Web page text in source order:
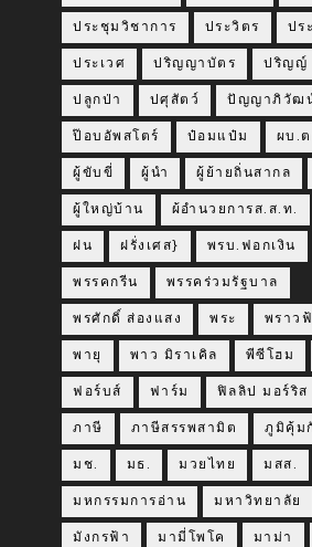
ประชุมวิชาการ ประวิตร ปร
ประเวศ ปริญญาบัตร ปริญญ์
ปลูกป่า ปศุสัตว์ ปัญญาภิวัฒ
ป๊อบอัพสโตร์ ป๋อมแป๋ม ผบ.ต
ผู้ขับขี่ ผู้นำ ผู้ย้ายถิ่นสากล
ผู้ใหญ่บ้าน ผ้อำนวยการส.ส.ท.
ฝน ฝรั่งเศส} พรบ.ฟอกเงิน
พรรคกรีน พรรคร่วมรัฐบาล
พรศักดิ์ ส่องแสง พระ พราว
พายุ พาว มิราเคิล พีซีโฮม
ฟอร์บส์ ฟาร์ม ฟิลลิป มอร์ริส
ภาษี ภาษีสรรพสามิต ภูมิคุ้ม
มช. มธ. มวยไทย มสส.
มหกรรมการอ่าน มหาวิทยาลัย
มังกรฟ้า มามี่โพโค มาม่า